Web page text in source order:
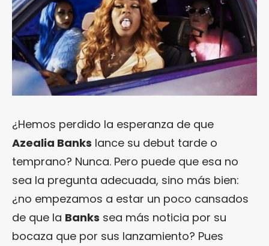
¿Hemos perdido la esperanza de que
Azealia Banks lance su debut tarde o
temprano? Nunca. Pero puede que esa no
sea la pregunta adecuada, sino más bien:
¿no empezamos a estar un poco cansados
de que la Banks sea más noticia por su
bocaza que por sus lanzamiento? Pues